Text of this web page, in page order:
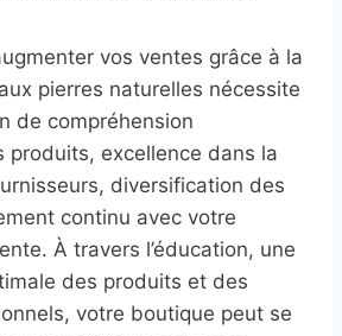
vos ventes grâce à la
pierres naturelles nécessite
de compréhension
produits, excellence dans la
diversification des
continu avec votre
À travers l’éducation, une
des produits et des
votre boutique peut se